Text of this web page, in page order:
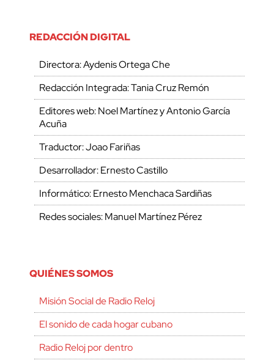
REDACCIÓN DIGITAL
Directora: Aydenis Ortega Che
Redacción Integrada: Tania Cruz Remón
Editores web: Noel Martínez y Antonio García
Acuña
Traductor: Joao Fariñas
Desarrollador: Ernesto Castillo
Informático: Ernesto Menchaca Sardiñas
Redes sociales: Manuel Martínez Pérez
QUIÉNES SOMOS
Misión Social de Radio Reloj
El sonido de cada hogar cubano
Radio Reloj por dentro